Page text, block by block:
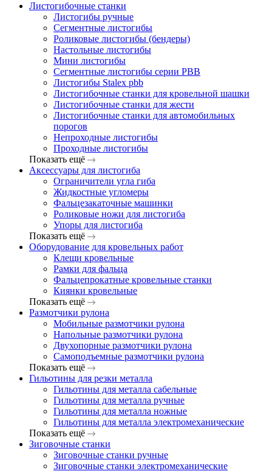
Листогибочные станки
Листогибы ручные
Сегментные листогибы
Роликовые листогибы (бендеры)
Настольные листогибы
Мини листогибы
Сегментные листогибы серии PBB
Листогибы Stalex pbb
Листогибочные станки для кровельной шашки
Листогибочные станки для жести
Листогибочные станки для автомобильных
порогов
Непроходные листогибы
Проходные листогибы
Показать ещё
Аксессуары для листогиба
Ограничители угла гиба
Жидкостные угломеры
Фальцезакаточные машинки
Роликовые ножи для листогиба
Упоры для листогиба
Показать ещё
Оборудование для кровельных работ
Клещи кровельные
Рамки для фальца
Фальцепрокатные кровельные станки
Киянки кровельные
Показать ещё
Размотчики рулона
Мобильные размотчики рулона
Напольные размотчики рулона
Двухопорные размотчики рулона
Самоподъемные размотчики рулона
Показать ещё
Гильотины для резки металла
Гильотины для металла сабельные
Гильотины для металла ручные
Гильотины для металла ножные
Гильотины для металла электромеханические
Показать ещё
Зиговочные станки
Зиговочные станки ручные
Зиговочные станки электромеханические